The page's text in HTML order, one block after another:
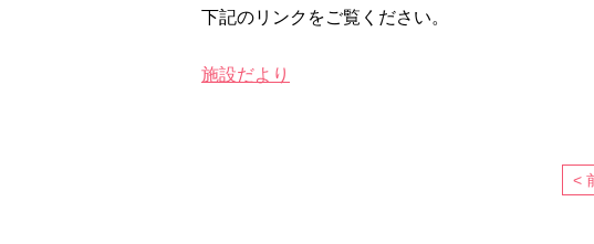
下記のリンクをご覧ください。
施設だより
<